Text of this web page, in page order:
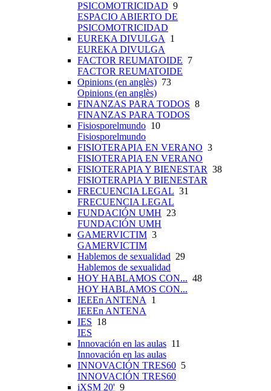
PSICOMOTRICIDAD 9
ESPACIO ABIERTO DE
PSICOMOTRICIDAD
EUREKA DIVULGA
1
EUREKA DIVULGA
FACTOR REUMATOIDE 7
FACTOR REUMATOIDE
Opinions (en anglès) 73
Opinions (en anglès)
FINANZAS PARA TODOS 8
FINANZAS PARA TODOS
Fisiosporelmundo 10
Fisiosporelmundo
FISIOTERAPIA EN VERANO 3
FISIOTERAPIA EN VERANO
FISIOTERAPIA Y BIENESTAR 38
FISIOTERAPIA Y BIENESTAR
FRECUENCIA LEGAL 31
FRECUENCIA LEGAL
FUNDACIÓN UMH 23
FUNDACIÓN UMH
GAMERVICTIM 3
GAMERVICTIM
Hablemos de sexualidad 29
Hablemos de sexualidad
HOY HABLAMOS CON... 48
HOY HABLAMOS CON...
IEEEn ANTENA
1
IEEEn ANTENA
IES 18
IES
Innovación en las aulas 11
Innovación en las aulas
INNOVACIÓN TRES60 5
INNOVACIÓN TRES60
iXSM 20' 9